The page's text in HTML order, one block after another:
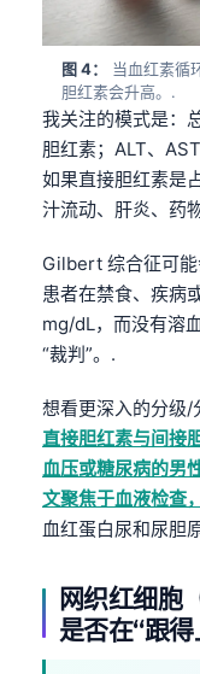
图 4：
当血红素循
胆红素会升高。.
我关注的模式是：
胆红素；ALT、
如果直接胆红素是
汁流动、肝炎、药
Gilbert 综合征可
患者在禁食、疾病
mg/dL，而没有溶
“裁判”。.
想看更深入的分级/
直接胆红素与间接
血压或糖尿病的男
文聚焦于血液检查
血红蛋白尿和尿胆
网织红细胞
是否在“跟得